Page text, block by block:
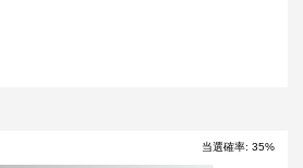
当選確率: 35%